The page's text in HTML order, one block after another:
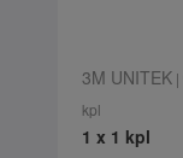
3M UNITEK|
kpl
1 x 1 kpl